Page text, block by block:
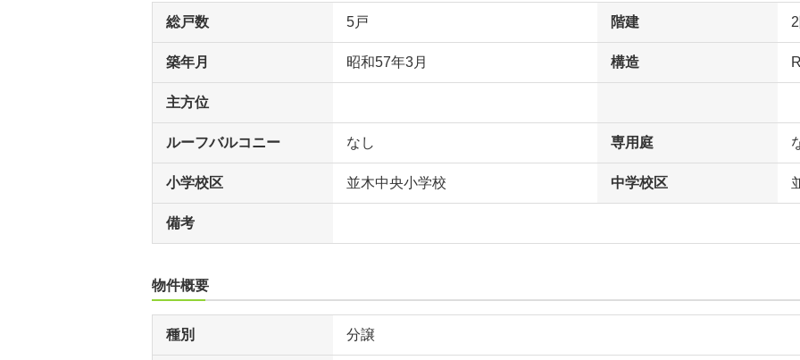
総戸数 5戸 階建
築年月 昭和57年3月 構造
主方位
ルーフバルコニー なし 専用庭
小学校区 並木中央小学校 中学校区
備考
物件概要
種別 分譲